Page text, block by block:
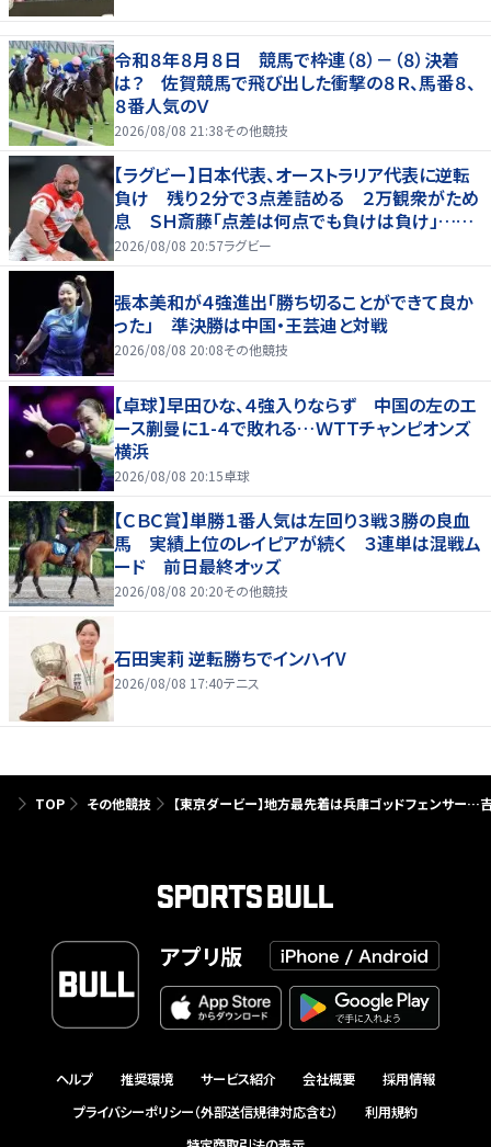
令和８年８月８日 競馬で枠連（８）－（８）決着
は？ 佐賀競馬で飛び出した衝撃の８Ｒ、馬番８、
８番人気のＶ
2026/08/08 21:38その他競技
【ラグビー】日本代表、オーストラリア代表に逆転
負け 残り２分で３点差詰める ２万観衆がため
息 ＳＨ斎藤「点差は何点でも負けは負け」…前
半にＳＯ伊藤龍が先制トライ、３２ー３５で惜敗
2026/08/08 20:57ラグビー
張本美和が４強進出「勝ち切ることができて良か
った」 準決勝は中国・王芸迪と対戦
2026/08/08 20:08その他競技
【卓球】早田ひな、４強入りならず 中国の左のエ
ース蒯曼に１-４で敗れる…ＷＴＴチャンピオンズ
横浜
2026/08/08 20:15卓球
【ＣＢＣ賞】単勝１番人気は左回り３戦３勝の良血
馬 実績上位のレイピアが続く ３連単は混戦ム
ード 前日最終オッズ
2026/08/08 20:20その他競技
石田実莉 逆転勝ちでインハイV
2026/08/08 17:40テニス
TOP その他競技 【東京ダービー】地方最先着は兵庫ゴッドフェンサー…
アプリ版
ヘルプ 推奨環境 サービス紹介 会社概要
採用情報
プライバシーポリシー（外部送信規律対応含む）
利用規約